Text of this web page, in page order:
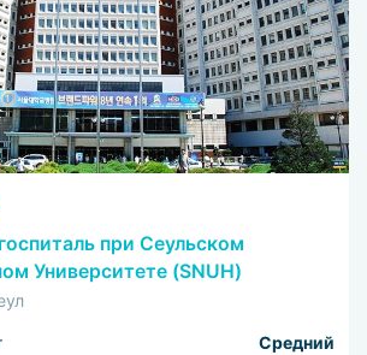
при Сеульском
Университете (SNUH)
Средний